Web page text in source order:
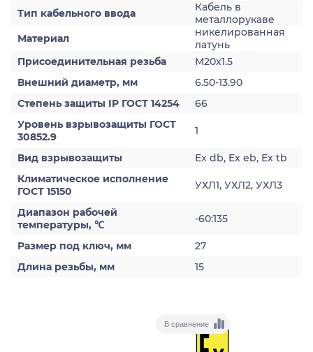
Тип кабельного ввода
Кабель в
металлорукаве
Материал
никелированная
латунь
Присоединительная резьба
М20x1.5
Внешний диаметр, мм
6.50-13.90
Степень защиты IP ГОСТ 14254
66
Уровень взрывозащиты ГОСТ
30852.9
1
Вид взрывозащиты
Ex db, Ex eb, Ex tb
Климатическое исполнение
ГОСТ 15150
УХЛ1, УХЛ2, УХЛ3
Диапазон рабочей
температуры, ℃
-60:135
Размер под ключ, мм
27
Длина резьбы, мм
15
В сравнение